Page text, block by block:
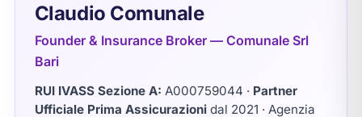
Claudio Comunale
Founder & Insurance Broker — Comunale Srl
Bari
RUI IVASS Sezione A: A000759044 · Partner
Ufficiale Prima Assicurazionidal 2021 · Agenzia